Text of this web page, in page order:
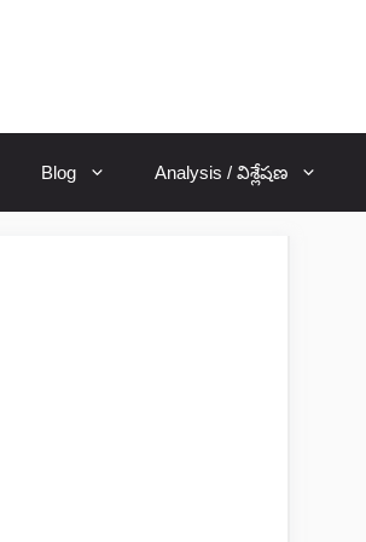
Blog Analysis / విశ్లేషణ